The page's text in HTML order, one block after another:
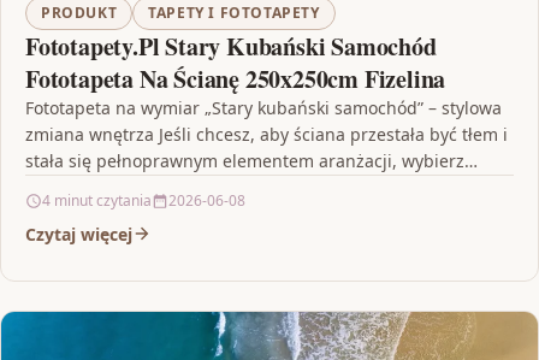
PRODUKT TAPETY I FOTOTAPETY
Fototapety.Pl Stary Kubański Samochód
Fototapeta Na Ścianę 250x250cm Fizelina
Fototapeta na wymiar „Stary kubański samochód” – stylowa
zmiana wnętrza Jeśli chcesz, aby ściana przestała być tłem i
stała się pełnoprawnym elementem aranżacji, wybierz…
4 minut czytania 2026-06-08
Czytaj więcej